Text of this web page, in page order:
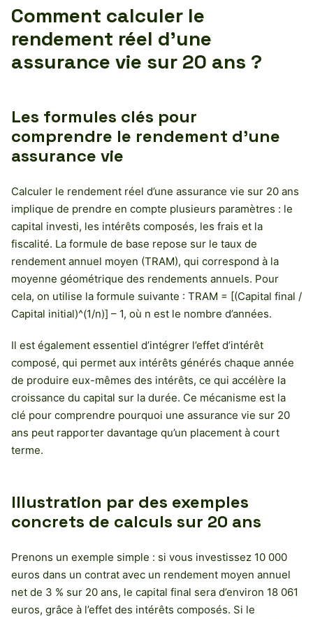
Comment calculer le
rendement réel d’une
assurance vie sur 20 ans ?
Les formules clés pour
comprendre le rendement d’une
assurance vie
Calculer le rendement réel d’une assurance vie sur 20 ans
implique de prendre en compte plusieurs paramètres : le
capital investi, les intérêts composés, les frais et la
fiscalité. La formule de base repose sur le taux de
rendement annuel moyen (TRAM), qui correspond à la
moyenne géométrique des rendements annuels. Pour
cela, on utilise la formule suivante : TRAM = [(Capital final /
Capital initial)^(1/n)] – 1, où n est le nombre d’années.
Il est également essentiel d’intégrer l’effet d’intérêt
composé, qui permet aux intérêts générés chaque année
de produire eux-mêmes des intérêts, ce qui accélère la
croissance du capital sur la durée. Ce mécanisme est la
clé pour comprendre pourquoi une assurance vie sur 20
ans peut rapporter davantage qu’un placement à court
terme.
Illustration par des exemples
concrets de calculs sur 20 ans
Prenons un exemple simple : si vous investissez 10 000
euros dans un contrat avec un rendement moyen annuel
net de 3 % sur 20 ans, le capital final sera d’environ 18 061
euros, grâce à l’effet des intérêts composés. Si le